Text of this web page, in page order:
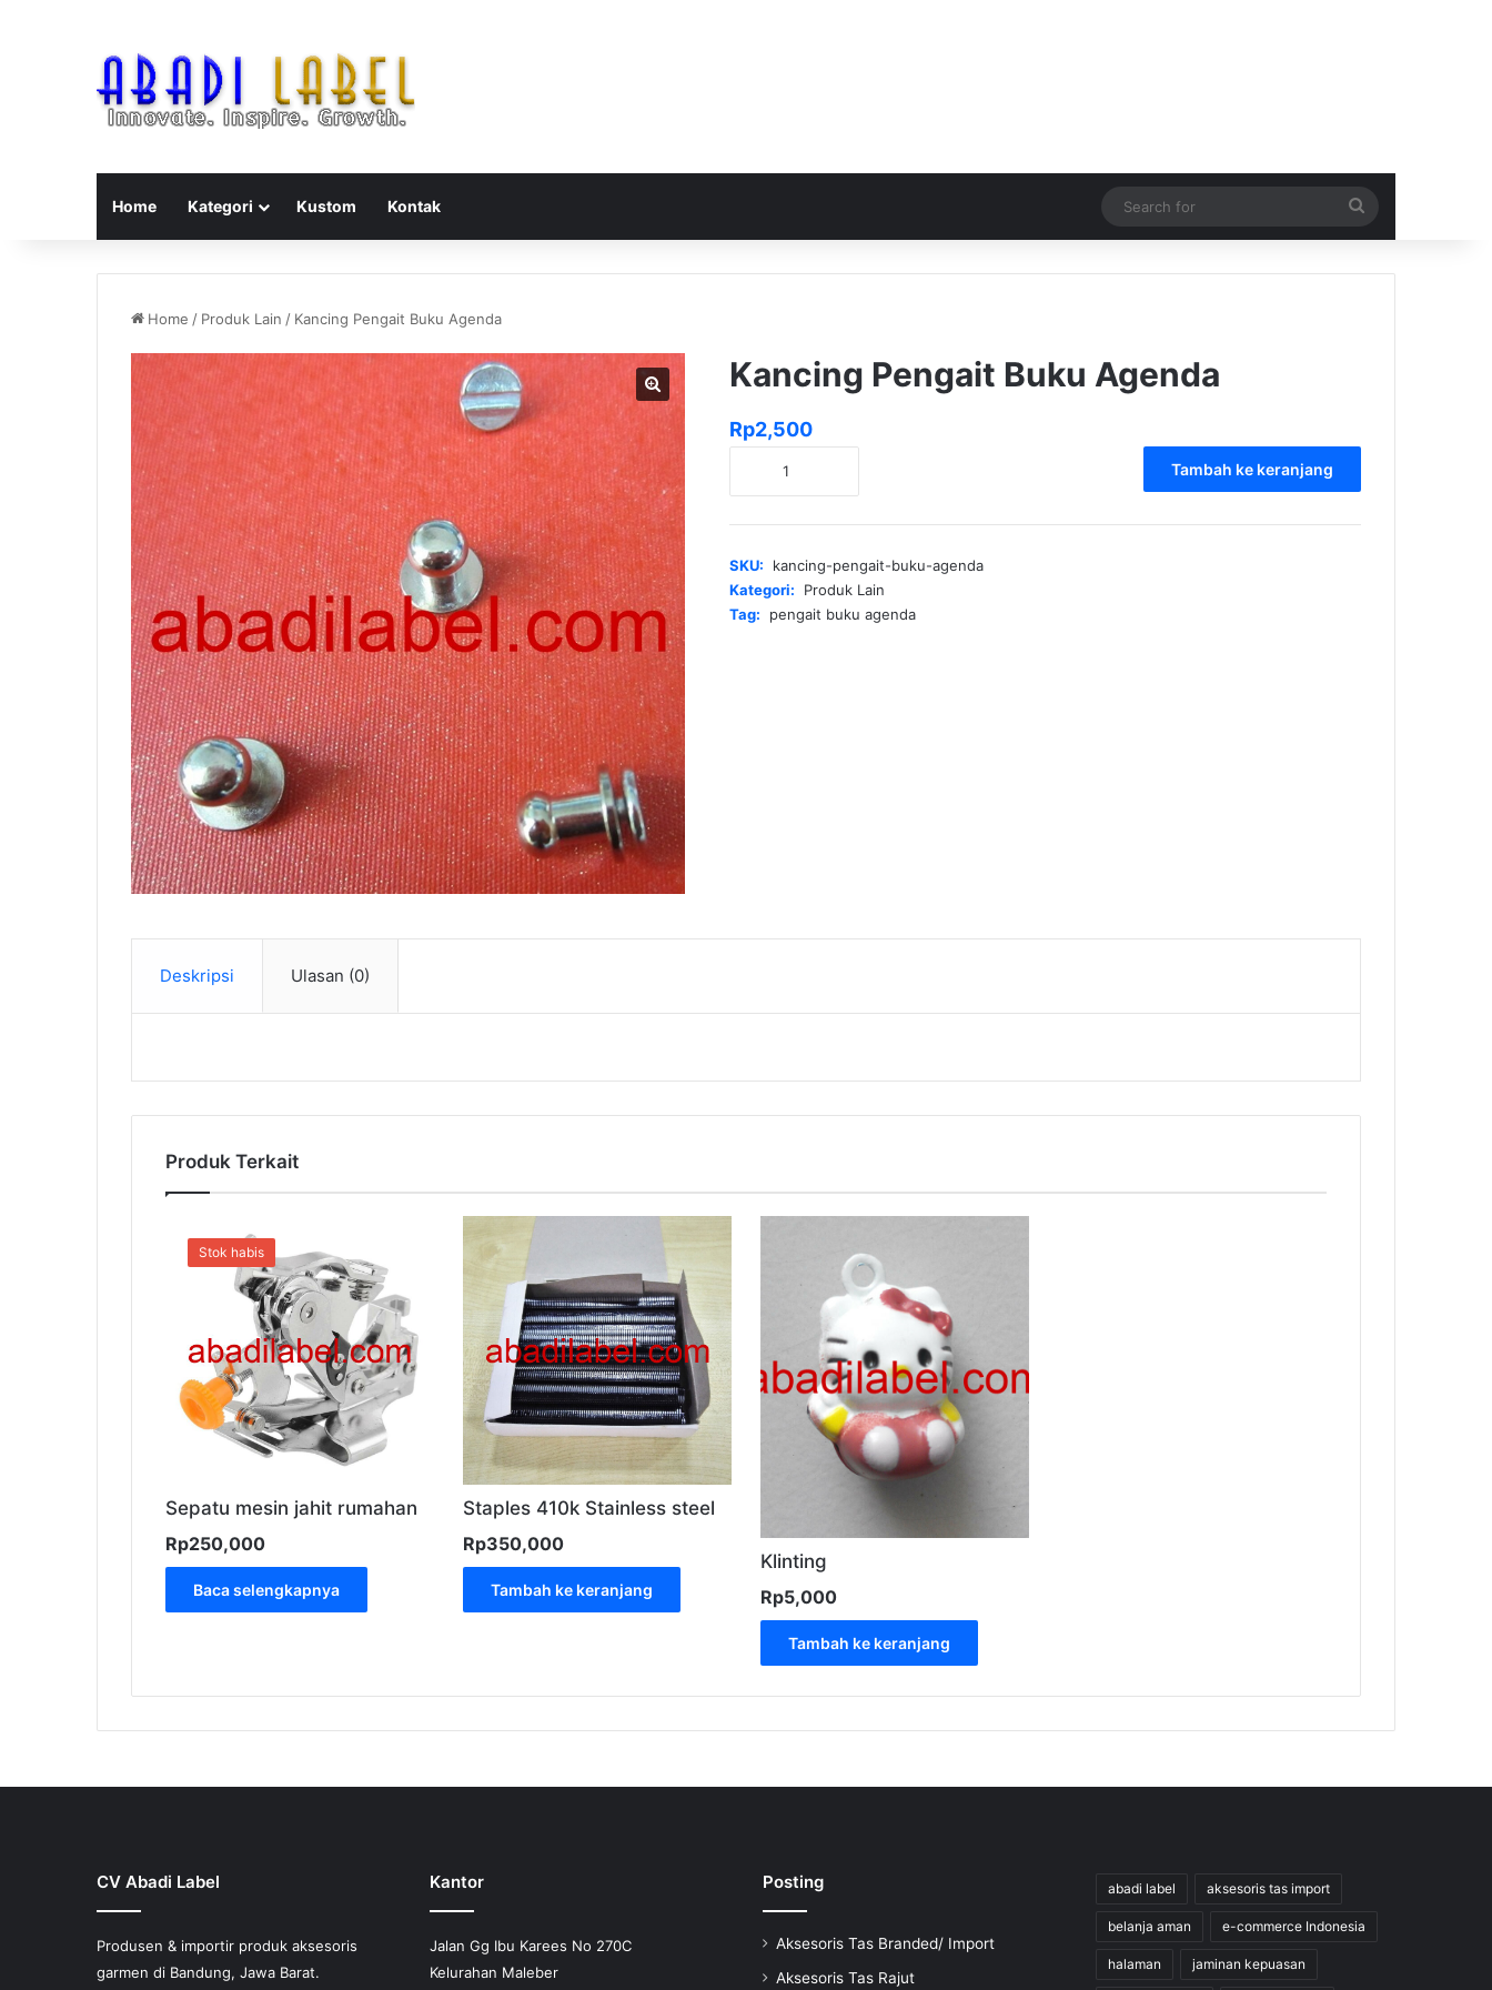
Home Kategori Kustom Kontak
for
Home / Produk Lain / Kancing Pengait Buku Agenda
Kancing Pengait Buku Agenda
Rp2,500
Buku
Tambah ke keranjang
SKU:
kancing-pengait-buku-agenda
Kategori:
Produk Lain
Tag:
pengait buku agenda
Deskripsi Ulasan (0)
Produk Terkait
Stok habis
Sepatu mesin jahit rumahan
Rp250,000
Baca selengkapnya
Staples 410k Stainless steel
Rp350,000
Tambah ke keranjang
Klinting
Rp5,000
Tambah ke keranjang
CV Abadi Label
Produsen & importir produk aksesoris
garmen di Bandung, Jawa Barat.
Kantor
Jalan Gg Ibu Karees No 270C
Kelurahan Maleber
Posting
Aksesoris Tas Branded/ Import
Aksesoris Tas Rajut
abadi label aksesoris tas import
belanja aman e-commerce Indonesia
halaman jaminan kepuasan